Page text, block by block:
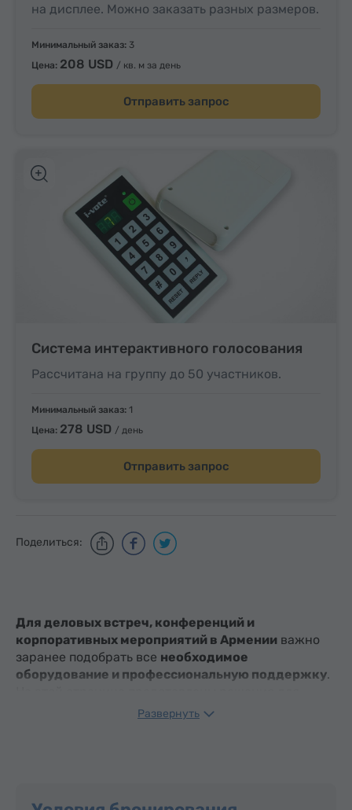
на дисплее. Можно заказать разных размеров.
Минимальный заказ: 3
Цена: 208 USD / кв. м за день
Отправить запрос
Система интерактивного голосования
Рассчитана на группу до 50 участников.
Минимальный заказ: 1
Цена: 278 USD / день
Отправить запрос
Поделиться:
Для деловых встреч, конференций и
корпоративных мероприятий в Армении важно
заранее подобрать все необходимое
оборудование и профессиональную поддержку.
бизнес-мероприятий в Армении, включая аудио- и
Развернуть